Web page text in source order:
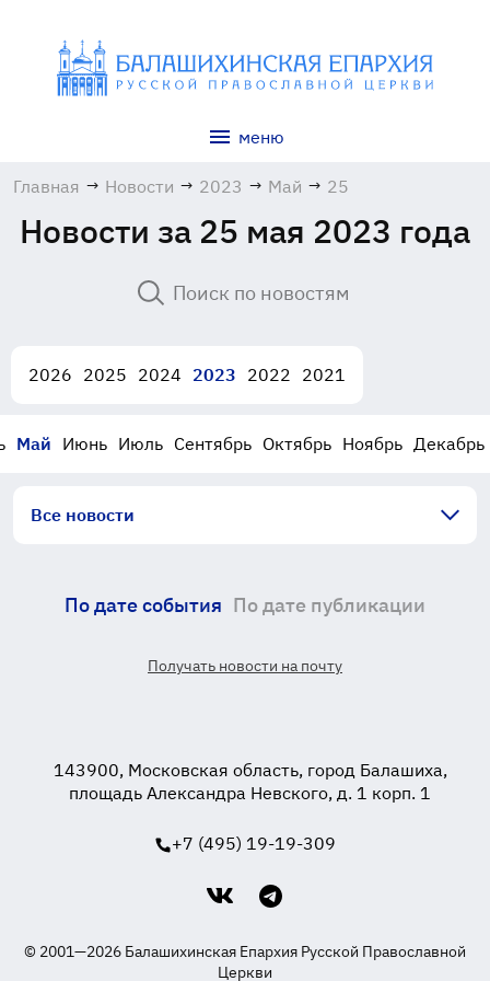
меню
Главная → Новости → 2023 → Май → 25
Новости за 25 мая 2023 года
2026 2025 2024 2023 2022 2021
Май Июнь Июль Сентябрь Октябрь Ноябрь Декабрь
Все новости
По дате события По дате публикации
Получать новости на почту
143900, Московская область, город Балашиха,
площадь Александра Невского, д. 1 корп. 1
+7 (495) 19-19-309
© 2001—2026 Балашихинская Епархия Русской Православной
Церкви